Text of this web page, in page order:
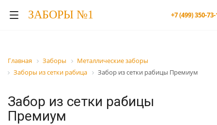
ЗАБОРЫ №1 +7 (499) 350-
Главная Заборы
Металлические заборы
Заборы из сетки рабица
Забор из сетки рабицы Премиум
Забор из сетки рабицы
Премиум